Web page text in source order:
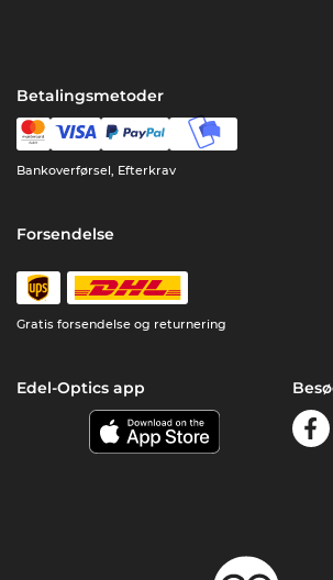
Betalingsmetoder
Bankoverførsel, Efterkrav
Forsendelse
Gratis forsendelse og returnering
Edel-Optics app